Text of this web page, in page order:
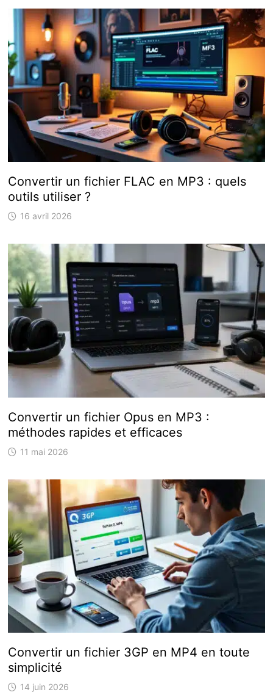
Convertir un fichier FLAC en MP3 : quels
outils utiliser ?
16 avril 2026
Convertir un fichier Opus en MP3 :
méthodes rapides et efficaces
11 mai 2026
Convertir un fichier 3GP en MP4 en toute
simplicité
14 juin 2026